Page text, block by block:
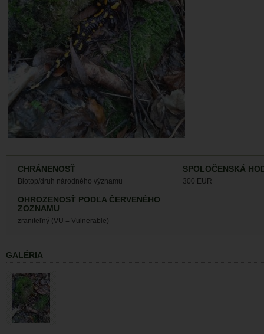
CHRÁNENOSŤ
Biotop/druh národného významu
SPOLOČENSKÁ
300 EUR
OHROZENOSŤ PODĽA ČERVENÉHO
ZOZNAMU
zraniteľný (VU = Vulnerable)
GALÉRIA